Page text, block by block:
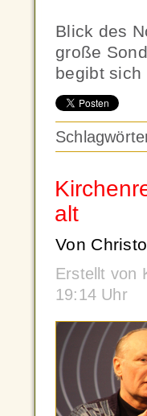
Blick des
große
begibt
alt
Von
Erstellt von
19:14 Uhr